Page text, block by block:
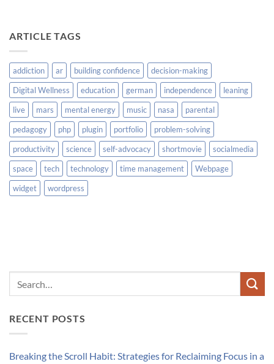
ARTICLE TAGS
addiction ar building confidence
decision-making
Digital Wellness
education german independence
leaning
live
mars mental energy music nasa
parental
pedagogy
php plugin portfolio
problem-solving
productivity
science self-advocacy shortmovie
socialmedia
space
tech technology time management
Webpage
widget
wordpress
RECENT POSTS
Breaking the Scroll Habit: Strategies for Reclaiming Focus in a